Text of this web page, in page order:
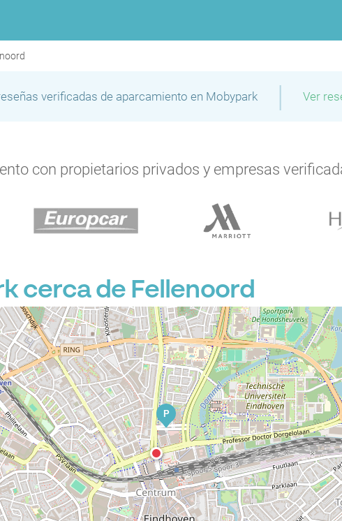
verificadas de aparcamiento en Mobypark | Ver
con propietarios privados y empresas
cerca de Fellenoord
P